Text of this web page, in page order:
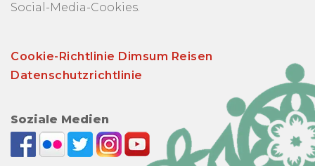
Social-Media-Cookies.
Cookie-Richtlinie Dimsum Reisen
Datenschutzrichtlinie
Soziale Medien